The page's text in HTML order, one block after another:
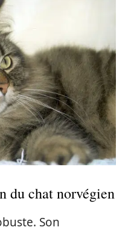
du chat norvégien
Son